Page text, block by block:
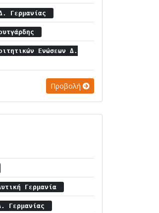
Γερμανίας
Ενώσεων Δ.
Προβολή
Γερμανία
Γερμανίας